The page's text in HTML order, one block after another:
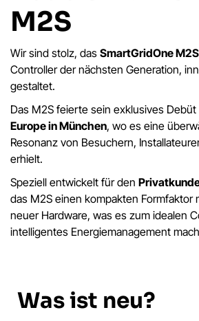
M2S
Wir sind stolz, das SmartGridOne M2S
Controller der nächsten Generation,
gestaltet.
Das M2S feierte sein exklusives
Europe in München, wo es eine
Resonanz von Besuchern,
erhielt.
Speziell entwickelt für den
das M2S einen kompakten Formfaktor
neuer Hardware, was es zum idealen
intelligentes Energiemanagement
Was ist neu?